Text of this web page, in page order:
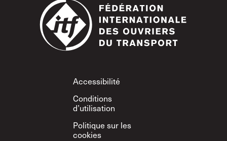
Footer
Accessibilité
Conditions
d’utilisation
Politique sur les
cookies